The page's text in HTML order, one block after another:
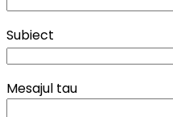
Subiect
Mesajul tau